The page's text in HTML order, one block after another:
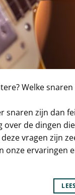
Welke
snaren zijn dan
de dingen
vragen zijn
onze